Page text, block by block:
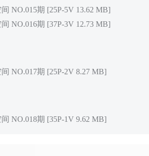
NO.015期 [25P-5V 13.62 MB]
NO.016期 [37P-3V 12.73 MB]
NO.017期 [25P-2V 8.27 MB]
NO.018期 [35P-1V 9.62 MB]